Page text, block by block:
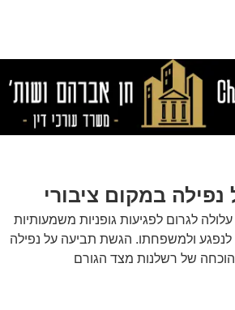
במקום ציבורי
לגרום לפגיעות גופניות משמעותיות
לנפגע ולמשפחתו. הגשת תביעה על נפילה
הוכחה של רשלנות מצד הגורם